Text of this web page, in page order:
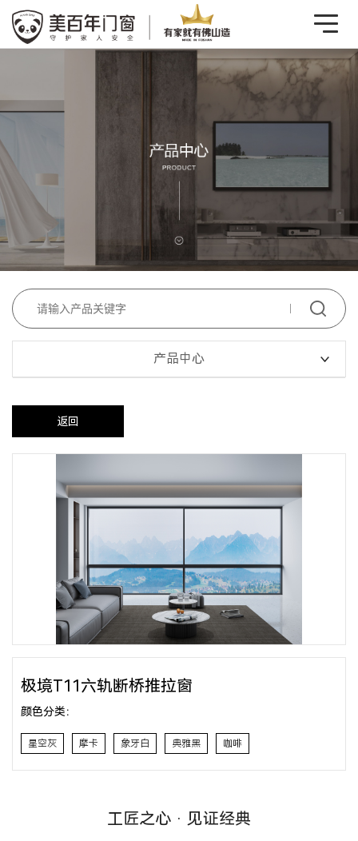
产品中心
返回
极境T11六轨断桥推拉窗
颜色分类：
星空灰 摩卡 象牙白 典雅黑 咖啡
工匠之心 · 见证经典